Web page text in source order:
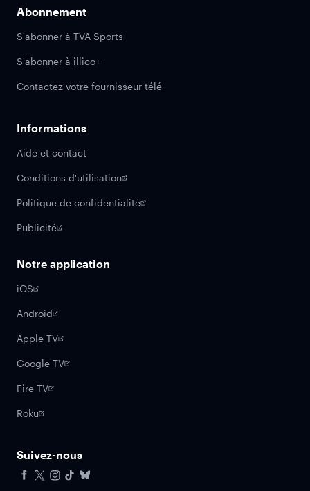
Abonnement
S'abonner à TVA Sports
S'abonner à illico+
Contactez votre fournisseur télé
Informations
Aide et contact
Conditions d'utilisation
Politique de confidentialité
Publicité
Notre application
iOS
Android
Apple TV
Google TV
Fire TV
Roku
Suivez-nous